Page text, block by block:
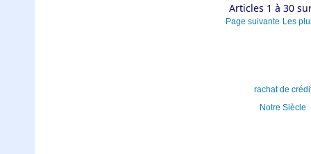
Articles 1 à 30
Page suivante Les
rachat de
Notre Siècle